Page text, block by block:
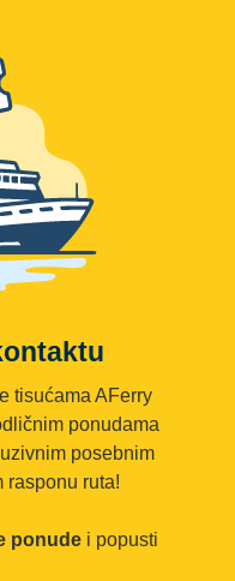
tisućama AFerry
ponudama
posebnim
rasponu ruta!
ponude i popusti